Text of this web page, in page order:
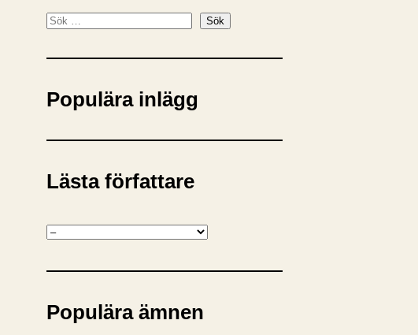
S
k
Sök
Populära inlägg
Lästa författare
K
t
g
Populära ämnen